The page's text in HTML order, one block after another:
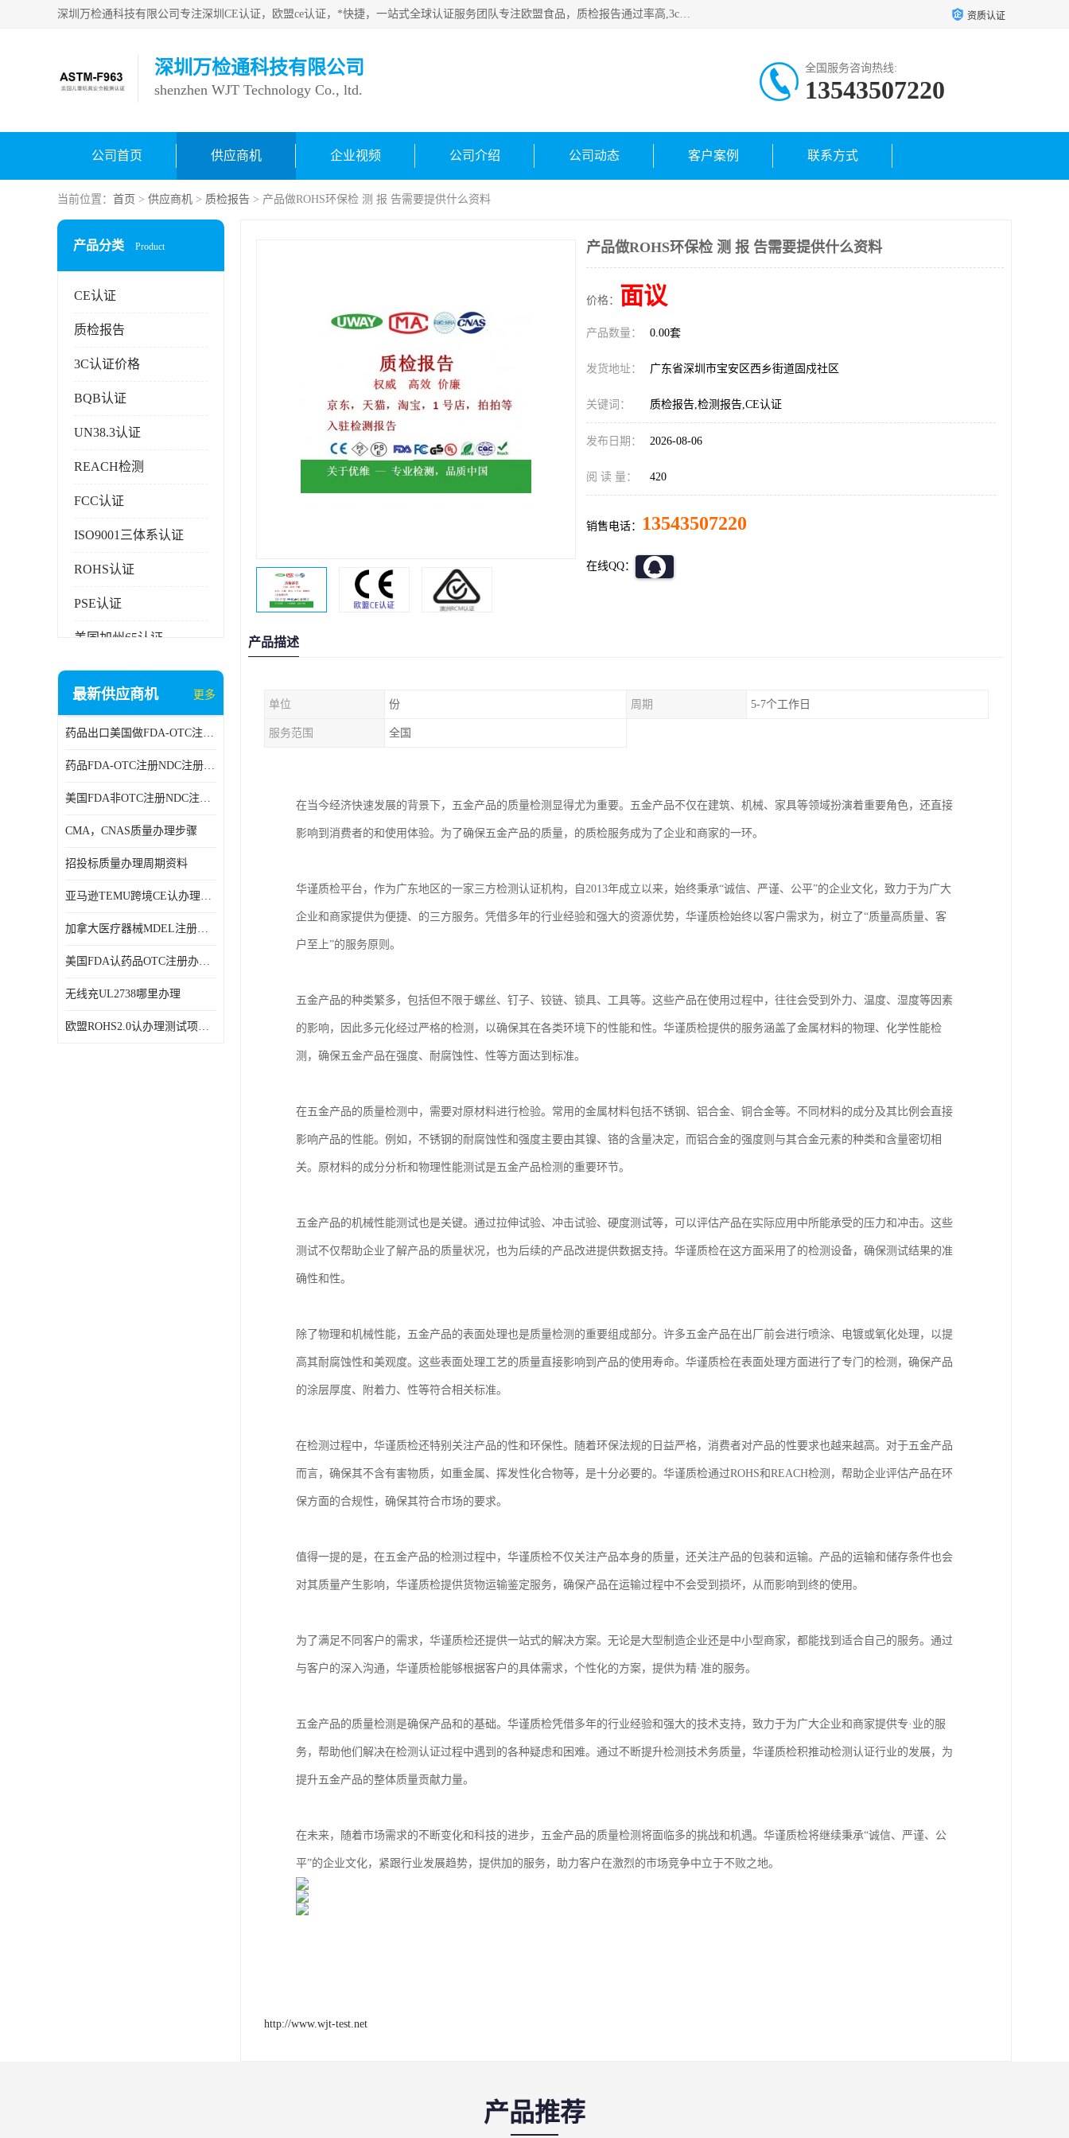
深圳万检通科技有限公司专注深圳CE认证，欧盟ce认证，*快捷，一站式全球认证服务团队专注欧盟食品，质检报告通过率高,3c认证优惠，欧盟公告机构授权代理，欢迎咨询 资质认证
深圳万检通科技有限公司
shenzhen WJT Technology Co., ltd.
全国服务咨询热线:
13543507220
公司首页 供应商机 企业视频 公司介绍 公司动态 客户案例 联系方式
当前位置： 首页 > 供应商机 > 质检报告 > 产品做ROHS环保检 测 报 告需要提供什么资料
产品分类 Product
CE认证
质检报告
3C认证价格
BQB认证
UN38.3认证
REACH检测
FCC认证
ISO9001三体系认证
ROHS认证
PSE认证
美国加州65认证
AAA信用证书
RCM，C-TICK，SAA
商标专利办理
最新供应商机 更多
药品出口美国做FDA-OTC注册NDC注册周期时间
药品FDA-OTC注册NDC注册办理资料
美国FDA非OTC注册NDC注册办理流程
CMA，CNAS质量办理步骤
招投标质量办理周期资料
亚马逊TEMU跨境CE认办理流程周期
加拿大医疗器械MDEL注册办理资料周期
美国FDA认药品OTC注册办理周期时间
无线充UL2738哪里办理
欧盟ROHS2.0认办理测试项目有哪些
产品做ROHS环保检 测 报 告需要提供什么资料
价格： 面议
产品数量： 0.00套
发货地址： 广东省深圳市宝安区西乡街道固戍社区
关键词： 质检报告,检测报告,CE认证
发布日期： 2026-08-06
阅 读 量： 420
销售电话： 13543507220
在线QQ：
产品描述
单位 份 周期 5-7个工作日
服务范围 全国
在当今经济快速发展的背景下，五金产品的质量检测显得尤为重要。五金产品不仅在建筑、机械、家具等领域扮演着重要角色，还直接
影响到消费者的和使用体验。为了确保五金产品的质量，的质检服务成为了企业和商家的一环。
华谨质检平台，作为广东地区的一家三方检测认证机构，自2013年成立以来，始终秉承“诚信、严谨、公平”的企业文化，致力于为广大
企业和商家提供为便捷、的三方服务。凭借多年的行业经验和强大的资源优势，华谨质检始终以客户需求为，树立了“质量高质量、客
户至上”的服务原则。
五金产品的种类繁多，包括但不限于螺丝、钉子、铰链、锁具、工具等。这些产品在使用过程中，往往会受到外力、温度、湿度等因素
的影响，因此多元化经过严格的检测，以确保其在各类环境下的性能和性。华谨质检提供的服务涵盖了金属材料的物理、化学性能检
测，确保五金产品在强度、耐腐蚀性、性等方面达到标准。
在五金产品的质量检测中，需要对原材料进行检验。常用的金属材料包括不锈钢、铝合金、铜合金等。不同材料的成分及其比例会直接
影响产品的性能。例如，不锈钢的耐腐蚀性和强度主要由其镍、铬的含量决定，而铝合金的强度则与其合金元素的种类和含量密切相
关。原材料的成分分析和物理性能测试是五金产品检测的重要环节。
五金产品的机械性能测试也是关键。通过拉伸试验、冲击试验、硬度测试等，可以评估产品在实际应用中所能承受的压力和冲击。这些
测试不仅帮助企业了解产品的质量状况，也为后续的产品改进提供数据支持。华谨质检在这方面采用了的检测设备，确保测试结果的准
确性和性。
除了物理和机械性能，五金产品的表面处理也是质量检测的重要组成部分。许多五金产品在出厂前会进行喷涂、电镀或氧化处理，以提
高其耐腐蚀性和美观度。这些表面处理工艺的质量直接影响到产品的使用寿命。华谨质检在表面处理方面进行了专门的检测，确保产品
的涂层厚度、附着力、性等符合相关标准。
在检测过程中，华谨质检还特别关注产品的性和环保性。随着环保法规的日益严格，消费者对产品的性要求也越来越高。对于五金产品
而言，确保其不含有害物质，如重金属、挥发性化合物等，是十分必要的。华谨质检通过ROHS和REACH检测，帮助企业评估产品在环
保方面的合规性，确保其符合市场的要求。
值得一提的是，在五金产品的检测过程中，华谨质检不仅关注产品本身的质量，还关注产品的包装和运输。产品的运输和储存条件也会
对其质量产生影响，华谨质检提供货物运输鉴定服务，确保产品在运输过程中不会受到损坏，从而影响到终的使用。
为了满足不同客户的需求，华谨质检还提供一站式的解决方案。无论是大型制造企业还是中小型商家，都能找到适合自己的服务。通过
与客户的深入沟通，华谨质检能够根据客户的具体需求，个性化的方案，提供为精·准的服务。
五金产品的质量检测是确保产品和的基础。华谨质检凭借多年的行业经验和强大的技术支持，致力于为广大企业和商家提供专·业的服
务，帮助他们解决在检测认证过程中遇到的各种疑虑和困难。通过不断提升检测技术务质量，华谨质检积推动检测认证行业的发展，为
提升五金产品的整体质量贡献力量。
在未来，随着市场需求的不断变化和科技的进步，五金产品的质量检测将面临多的挑战和机遇。华谨质检将继续秉承“诚信、严谨、公
平”的企业文化，紧跟行业发展趋势，提供加的服务，助力客户在激烈的市场竞争中立于不败之地。
http://www.wjt-test.net
产品推荐